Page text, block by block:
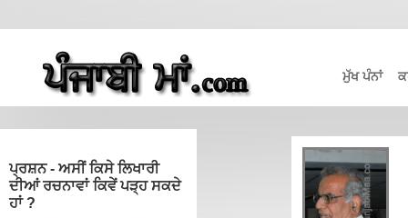
ਮੁੱਖ ਪੰਨਾਂ
ਪ੍ਰਸ਼ਨ - ਅਸੀਂ ਕਿਸੇ ਲਿਖਾਰੀ
ਦੀਆਂ ਰਚਨਾਵਾਂ ਕਿਵੇਂ ਪੜ੍ਹ ਸਕਦੇ
ਹਾਂ ?